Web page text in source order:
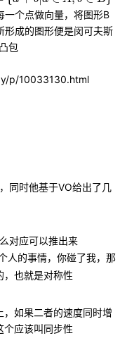
一个点做向量，将图形B
形成的图形便是闵可夫斯
包
p/10033130.html
同时他基于VO给出了几
对应可以推出来
人的事情，你碰了我，那
，也就是对称性
如果二者的速度同时增
个应该叫同步性